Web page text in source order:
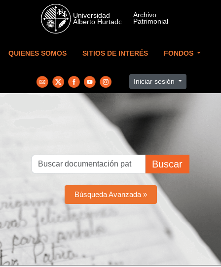
Skip to main content
QUIENES SOMOS SITIOS DE INTERÉS FONDOS
Iniciar sesión
Buscar
Búsqueda Avanzada »